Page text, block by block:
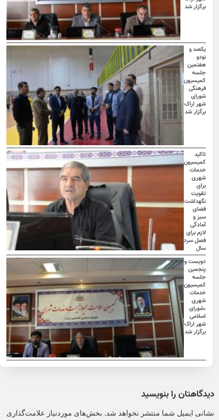
برگزار شد
یکصد و
نودو
هفتمین
جلسه
کمیسیون
فرهنگی
شورای
شهر اراک
برگزار شد
تاکید
کمیسیون
خدمات
شهری
برای
تقویت
نگهداشت
فضای
سبز و
آمادگی
لازم برای
فصل سرد
سال
دویست و
پنجمین
جلسه
کمیسیون
خدمات
شهری
،شورای
اسلامی
شهر اراک
برگزار شد
دیدگاهتان را بنویسید
نشانی ایمیل شما منتشر نخواهد شد. بخش‌های موردنیاز علامت‌گذاری